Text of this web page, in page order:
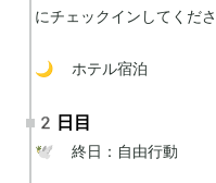
にチェックインしてくださ
🌙 ホテル宿泊
2日目
🕊 終日：自由行動